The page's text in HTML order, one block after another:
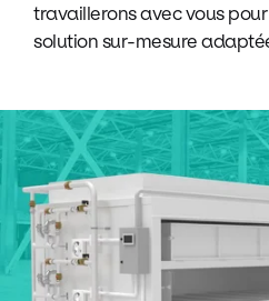
travaillerons avec vous
solution sur-mesure